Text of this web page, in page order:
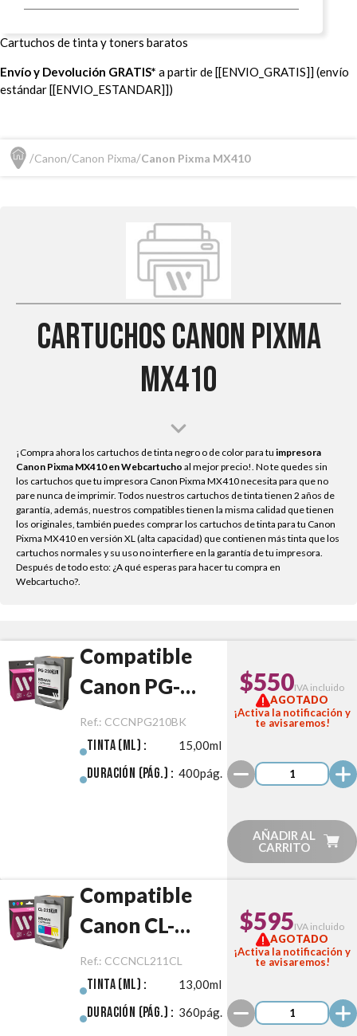
Cartuchos de tinta y toners baratos
Envío y Devolución GRATIS* a partir de [[ENVIO_GRATIS]] (envío
estándar [[ENVIO_ESTANDAR]])
Canon Canon Pixma Canon Pixma MX410
Cartuchos Canon Pixma
MX410
¡Compra ahora los cartuchos de tinta negro o de color para tu impresora
Canon Pixma MX410 en Webcartucho al mejor precio!. No te quedes sin
los cartuchos que tu impresora Canon Pixma MX410 necesita para que no
pare nunca de imprimir. Todos nuestros cartuchos de tinta tienen 2 años de
garantía, además, nuestros compatibles tienen la misma calidad que tienen
los originales, también puedes comprar los cartuchos de tinta para tu Canon
Pixma MX410 en versión XL (alta capacidad) que contienen más tinta que los
cartuchos normales y su uso no interfiere en la garantía de tu impresora.
Después de todo esto: ¿A qué esperas para hacer tu compra en
Webcartucho?.
Compatible
Canon PG-
210XL Negro
Ref.: CCCNPG210BK
Tinta (ml) : 15,00ml
Duración (pág.) : 400pág.
$550IVA incluido
AGOTADO
¡Activa la notificación y
te avisaremos!
AÑADIR AL
CARRITO
Compatible
Canon CL-
211XL Color
Ref.: CCCNCL211CL
Tinta (ml) : 13,00ml
Duración (pág.) : 360pág.
$595IVA incluido
AGOTADO
¡Activa la notificación y
te avisaremos!